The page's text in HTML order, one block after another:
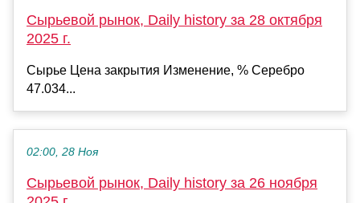
Сырьевой рынок, Daily history за 28 октября
2025 г.
Сырье Цена закрытия Изменение, % Серебро
47.034...
02:00, 28 Ноя
Сырьевой рынок, Daily history за 26 ноября